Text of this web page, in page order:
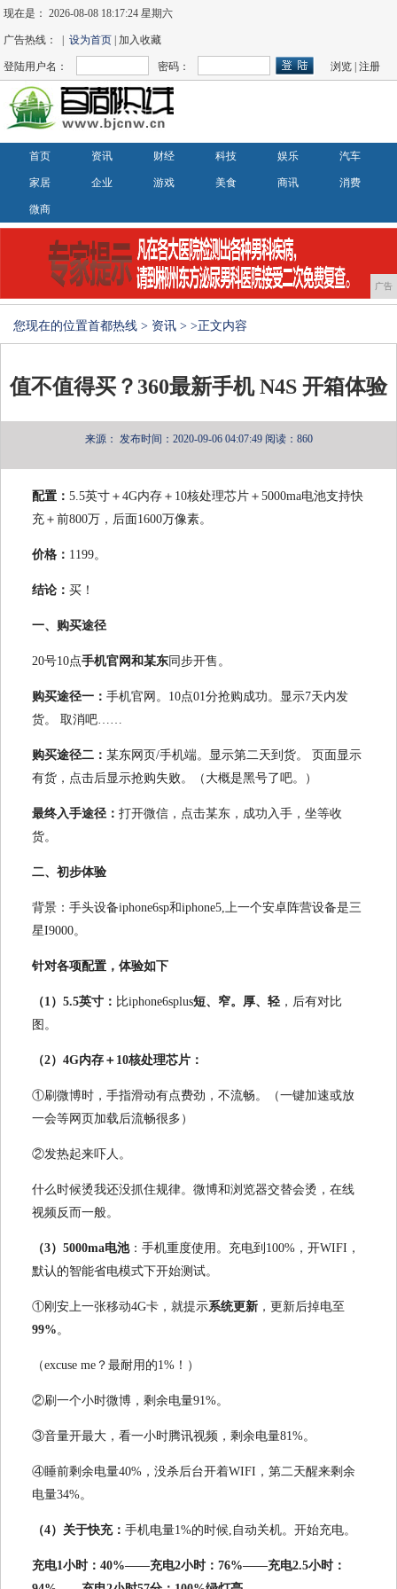
现在是：2026-08-08 18:17:27 星期六
广告热线： |设为首页 | 加入收藏
登陆用户名： 密码： 浏览 |注册
首页 资讯 财经 科技 娱乐 汽车
家居 企业 游戏 美食 商讯 消费
微商
广告
您现在的位置首都热线 > 资讯 > >正文内容
值不值得买？360最新手机 N4S 开箱体验
来源： 发布时间：2020-09-06 04:07:49 阅读：860
配置： 5.5英寸＋4G内存＋10核处理芯片＋5000ma电池支持快
充＋前800万，后面1600万像素。
价格： 1199。
结论： 买！
一、购买途径
20号10点手机官网和某东 同步开售。
购买途径一： 手机官网。10点01分抢购成功。显示7天内发
货。
取消吧……
购买途径二： 某东网页/手机端。显示第二天到货。
页面显示
有货，点击后显示抢购失败。（大概是黑号了吧。）
最终入手途径： 打开微信，点击某东，成功入手，坐等收
货。
二、初步体验
背景：手头设备iphone6sp和iphone5,上一个安卓阵营设备是三
星I9000。
针对各项配置，体验如下
（1）5.5英寸： 比iphone6splus短、窄。厚、轻 ，后有对比
图。
（2）4G内存＋10核处理芯片：
①刷微博时，手指滑动有点费劲，不流畅。（一键加速或放
一会等网页加载后流畅很多）
②发热起来吓人。
什么时候烫我还没抓住规律。微博和浏览器交替会烫，在线
视频反而一般。
（3）5000ma电池：手机重度使用。充电到100%，开WIFI，
默认的智能省电模式下开始测试。
①刚安上一张移动4G卡，就提示系统更新 ，更新后掉电至
99%。
（excuse me？最耐用的1%！）
②刷一个小时微博，剩余电量91%。
③音量开最大，看一小时腾讯视频，剩余电量81%。
④睡前剩余电量40%，没杀后台开着WIFI，第二天醒来剩余
电量34%。
（4）关于快充： 手机电量1%的时候,自动关机。开始充电。
充电1小时：40%——充电2小时：76%——充电2.5小时：